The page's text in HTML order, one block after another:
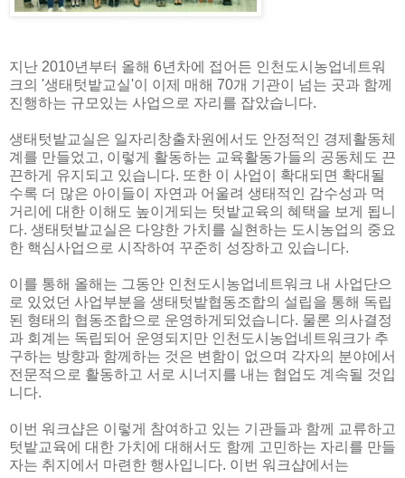
지난 2010년부터 올해 6년차에 접어든 인천도시농업네트워
크의 '생태텃밭교실'이 이제 매해 70개 기관이 넘는 곳과 함께
진행하는 규모있는 사업으로 자리를 잡았습니다.
생태텃밭교실은 일자리창출차원에서도 안정적인 경제활동체
계를 만들었고, 이렇게 활동하는 교육활동가들의 공동체도 끈
끈하게 유지되고 있습니다. 또한 이 사업이 확대되면 확대될
수록 더 많은 아이들이 자연과 어울려 생태적인 감수성과 먹
거리에 대한 이해도 높이게되는 텃밭교육의 혜택을 보게 됩니
다. 생태텃밭교실은 다양한 가치를 실현하는 도시농업의 중요
한 핵심사업으로 시작하여 꾸준히 성장하고 있습니다.
이를 통해 올해는 그동안 인천도시농업네트워크 내 사업단으
로 있었던 사업부분을 생태텃밭협동조합의 설립을 통해 독립
된 형태의 협동조합으로 운영하게되었습니다. 물론 의사결정
과 회계는 독립되어 운영되지만 인천도시농업네트워크가 추
구하는 방향과 함께하는 것은 변함이 없으며 각자의 분야에서
전문적으로 활동하고 서로 시너지를 내는 협업도 계속될 것입
니다.
이번 워크샵은 이렇게 참여하고 있는 기관들과 함께 교류하고
텃밭교육에 대한 가치에 대해서도 함께 고민하는 자리를 만들
자는 취지에서 마련한 행사입니다. 이번 워크샵에서는